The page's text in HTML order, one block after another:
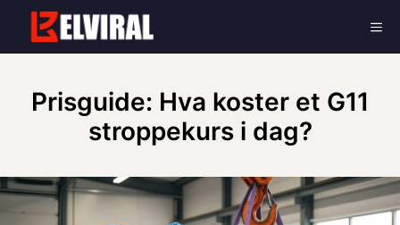
content
Prisguide: Hva koster et G11
stroppekurs i dag?